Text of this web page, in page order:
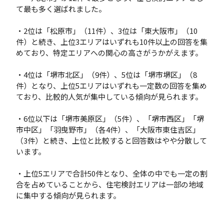
て最も多く選ばれました。
・2位は「松原市」（11件）、3位は「東大阪市」（10
件）と続き、上位3エリアはいずれも10件以上の回答を集
めており、特定エリアへの関心の高さがうかがえます。
・4位は「堺市北区」（9件）、5位は「堺市堺区」（8
件）となり、上位5エリアはいずれも一定数の回答を集め
ており、比較的人気が集中している傾向が見られます。
・6位以下は「堺市美原区」（5件）、「堺市西区」「堺
市中区」「羽曳野市」（各4件）、「大阪市東住吉区」
（3件）と続き、上位と比較すると回答数はやや分散して
います。
・上位5エリアで合計50件となり、全体の中でも一定の割
合を占めていることから、住宅検討エリアは一部の地域
に集中する傾向が見られます。